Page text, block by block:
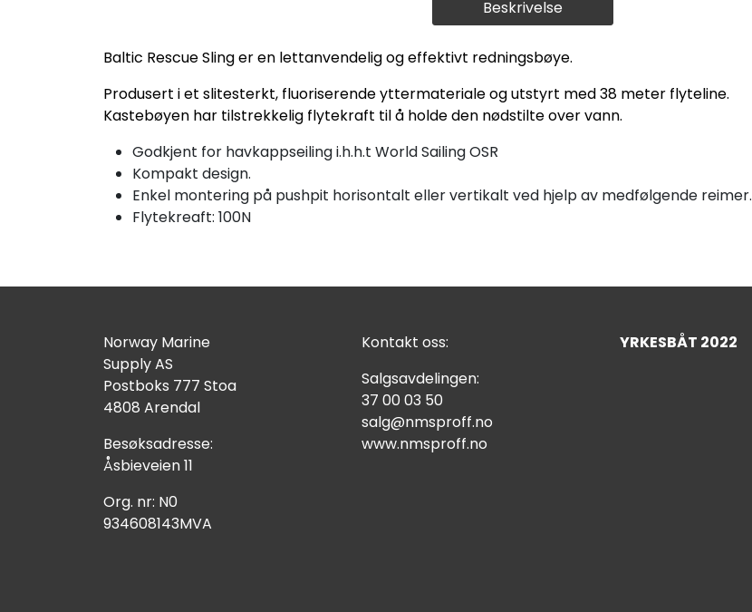
Beskrivelse
Baltic Rescue Sling er en lettanvendelig og effektivt redningsbøye.
Produsert i et slitesterkt, fluoriserende yttermateriale og utstyrt med 38 meter flyteline.
Kastebøyen har tilstrekkelig flytekraft til å holde den nødstilte over vann.
Godkjent for havkappseiling i.h.h.t World Sailing OSR
Kompakt design.
Enkel montering på pushpit horisontalt eller vertikalt ved hjelp av medfølgende reimer.
Flytekreaft: 100N
Norway Marine
Supply AS
Postboks 777 Stoa
4808 Arendal
Besøksadresse:
Åsbieveien 11
Org. nr: N0
934608143MVA
Kontakt oss:
Salgsavdelingen:
37 00 03 50
salg@nmsproff.no
www.nmsproff.no
YRKESBÅT 2022